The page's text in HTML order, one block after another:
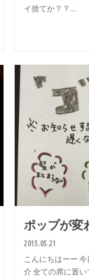
イ捨てか？？…
ポップが変
2015.05.21
こんにちはーー
介 全ての席に置